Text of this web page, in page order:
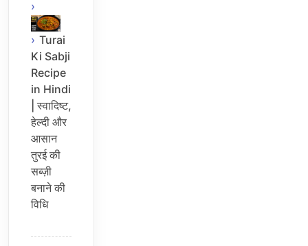
Turai
Ki Sabji
Recipe
in Hindi
| स्वादिष्ट,
हेल्दी और
आसान
तुरई की
सब्ज़ी
बनाने की
विधि